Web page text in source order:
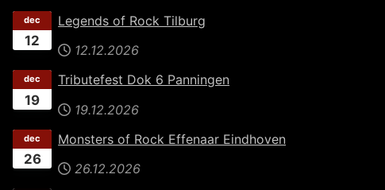
12
dec
Legends of Rock Tilburg
12.12.2026
19
dec
Tributefest Dok 6 Panningen
19.12.2026
26
dec
Monsters of Rock Effenaar Eindhoven
26.12.2026